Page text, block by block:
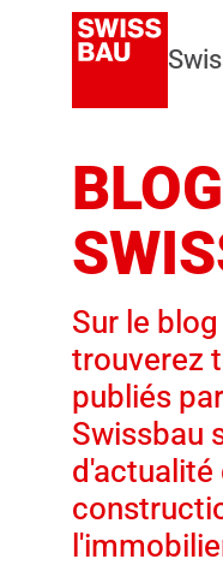
BLOG
Sur le
trouverez
publiés
Swissbau
d'actualité